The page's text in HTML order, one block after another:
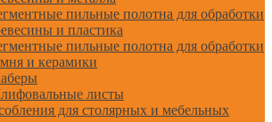
пильные полотна для обработки
и пластика
пильные полотна для обработки
и керамики
листы
для столярных и мебельных